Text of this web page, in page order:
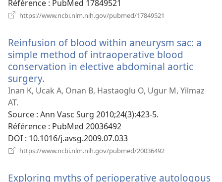
Référence ‎: PubMed 17849521
https://www.ncbi.nlm.nih.gov/pubmed/17849521
fenêtre)
Reinfusion of blood within aneurysm sac: a
simple method of intraoperative blood
conservation in elective abdominal aortic
surgery.
une
fenêtre)
Inan K, Ucak A, Onan B, Hastaoglu O, Ugur M, Yilmaz
AT.
Source ‎: Ann Vasc Surg 2010;24(3):423-5.
Référence ‎: PubMed 20036492
DOI ‎: 10.1016/j.avsg.2009.07.033
https://www.ncbi.nlm.nih.gov/pubmed/20036492
fenêtre)
Exploring myths of perioperative autologous